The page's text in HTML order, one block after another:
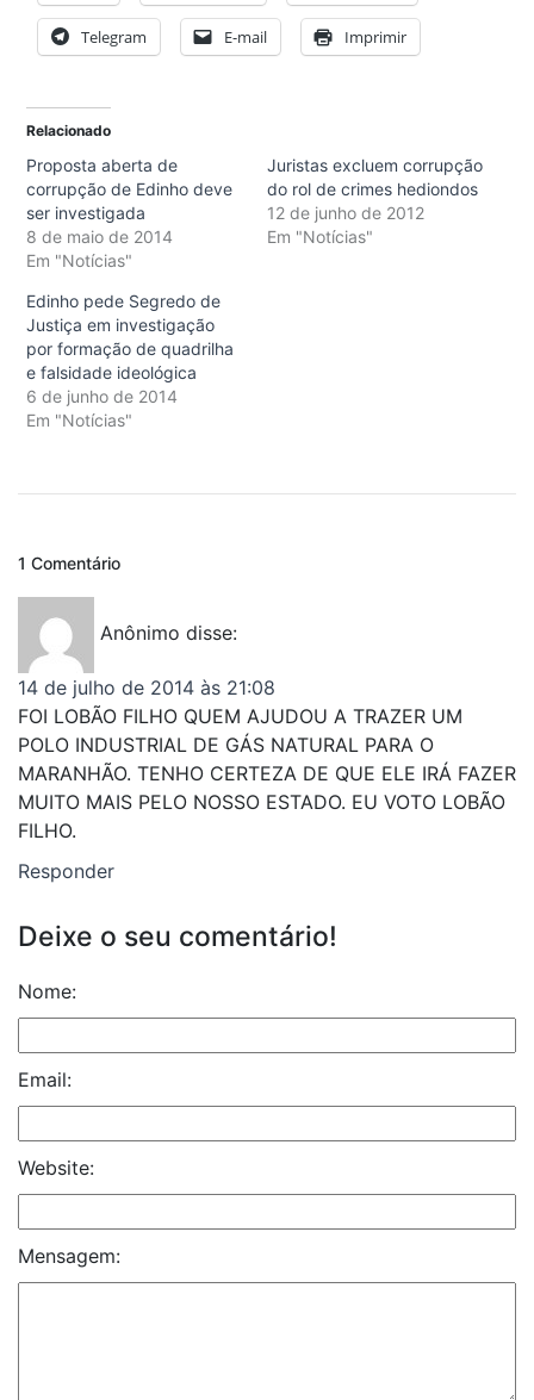
Telegram E-mail Imprimir
Relacionado
Proposta aberta de
corrupção de Edinho deve
ser investigada
8 de maio de 2014
Em "Notícias"
Juristas excluem corrupção
do rol de crimes hediondos
12 de junho de 2012
Em "Notícias"
Edinho pede Segredo de
Justiça em investigação
por formação de quadrilha
e falsidade ideológica
6 de junho de 2014
Em "Notícias"
1 Comentário
Anônimo disse:
14 de julho de 2014 às 21:08
FOI LOBÃO FILHO QUEM AJUDOU A TRAZER UM
POLO INDUSTRIAL DE GÁS NATURAL PARA O
MARANHÃO. TENHO CERTEZA DE QUE ELE IRÁ FAZER
MUITO MAIS PELO NOSSO ESTADO. EU VOTO LOBÃO
FILHO.
Responder
Deixe o seu comentário!
Nome:
Email:
Website:
Mensagem: